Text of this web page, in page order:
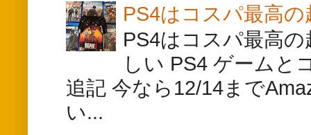
PS4はコスパ最高
PS4はコスパ最高
しい PS4 ゲーム
追記 今なら12/14まで
い...